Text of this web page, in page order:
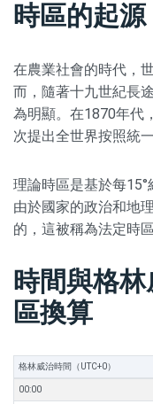
時區的起源
在農業社會的時代，
而，隨著十九世紀長
為明顯。在1870年代
次提出全世界按照統
理論時區是基於每15°
由於國家的政治和地
的，這被稱為法定時區
時間與格
區換算
格林威治時間（UTC+0）
00:00